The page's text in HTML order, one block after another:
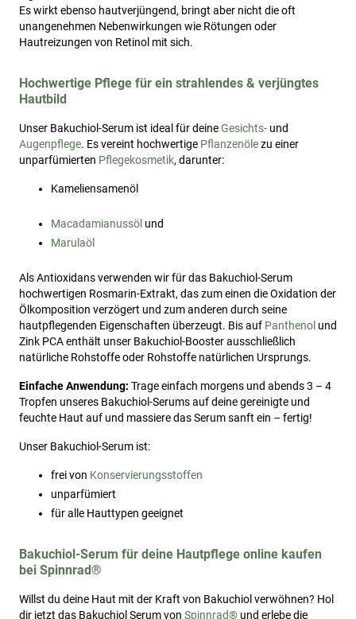
Es wirkt ebenso hautverjüngend, bringt aber nicht die oft
unangenehmen Nebenwirkungen wie Rötungen oder
Hautreizungen von Retinol mit sich.
Hochwertige Pflege für ein strahlendes & verjüngtes
Hautbild
Unser Bakuchiol-Serum ist ideal für deineGesichts- und
Augenpflege. Es vereint hochwertige Pflanzenölezu einer
unparfümierten Pflegekosmetik, darunter:
Kameliensamenöl
Macadamianussöl und
Marulaöl
Als Antioxidans verwenden wir für das Bakuchiol-Serum
hochwertigen Rosmarin-Extrakt, das zum einen die Oxidation der
Ölkomposition verzögert und zum anderen durch seine
hautpflegenden Eigenschaften überzeugt. Bis auf Panthenol und
Zink PCA enthält unser Bakuchiol-Booster ausschließlich
natürliche Rohstoffe oder Rohstoffe natürlichen Ursprungs.
Einfache Anwendung: Trage einfach morgens und abends 3 – 4
Tropfen unseres Bakuchiol-Serums auf deine gereinigte und
feuchte Haut auf und massiere das Serum sanft ein – fertig!
Unser Bakuchiol-Serum ist:
frei von Konservierungsstoffen
unparfümiert
für alle Hauttypen geeignet
Bakuchiol-Serum für deine Hautpflege online kaufen
bei Spinnrad®
Willst du deine Haut mit der Kraft von Bakuchiol verwöhnen? Hol
dir jetzt das Bakuchiol Serum von Spinnrad® und erlebe die